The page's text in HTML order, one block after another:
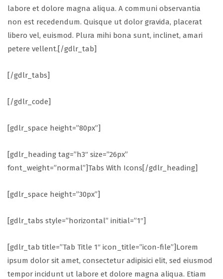
labore et dolore magna aliqua. A communi observantia
non est recedendum. Quisque ut dolor gravida, placerat
libero vel, euismod. Plura mihi bona sunt, inclinet, amari
petere vellent.[/gdlr_tab]
[/gdlr_tabs]
[/gdlr_code]
[gdlr_space height=”80px”]
[gdlr_heading tag=”h3″ size=”26px”
font_weight=”normal”]Tabs With Icons[/gdlr_heading]
[gdlr_space height=”30px”]
[gdlr_tabs style=”horizontal” initial=”1″]
[gdlr_tab title=”Tab Title 1″ icon_title=”icon-file”]Lorem
ipsum dolor sit amet, consectetur adipisici elit, sed eiusmod
tempor incidunt ut labore et dolore magna aliqua. Etiam